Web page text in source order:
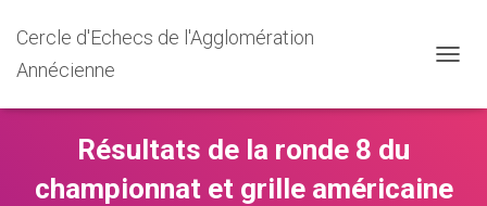
Cercle d'Echecs de l'Agglomération
Annécienne
P
R
Résultats de la ronde 8 du
championnat et grille américaine